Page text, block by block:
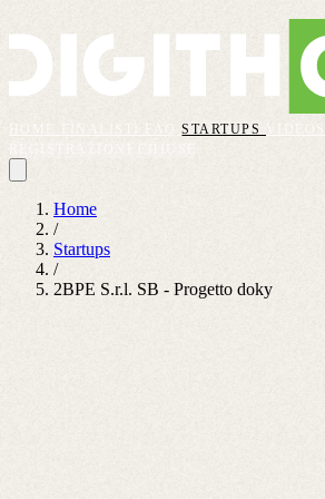
FAQSTARTUPS VIDEOS
Home
/
Startups
/
2BPE S.r.l. SB - Progetto doky